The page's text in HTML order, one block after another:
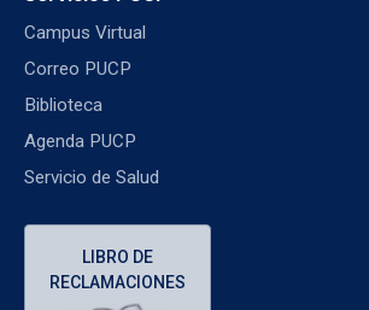
Campus Virtual
Correo PUCP
Biblioteca
Agenda PUCP
Servicio de Salud
LIBRO DE
RECLAMACIONES